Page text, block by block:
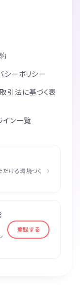
シーポリシー
引法に基づく表
イン一覧
だける環境づく
›
登録する